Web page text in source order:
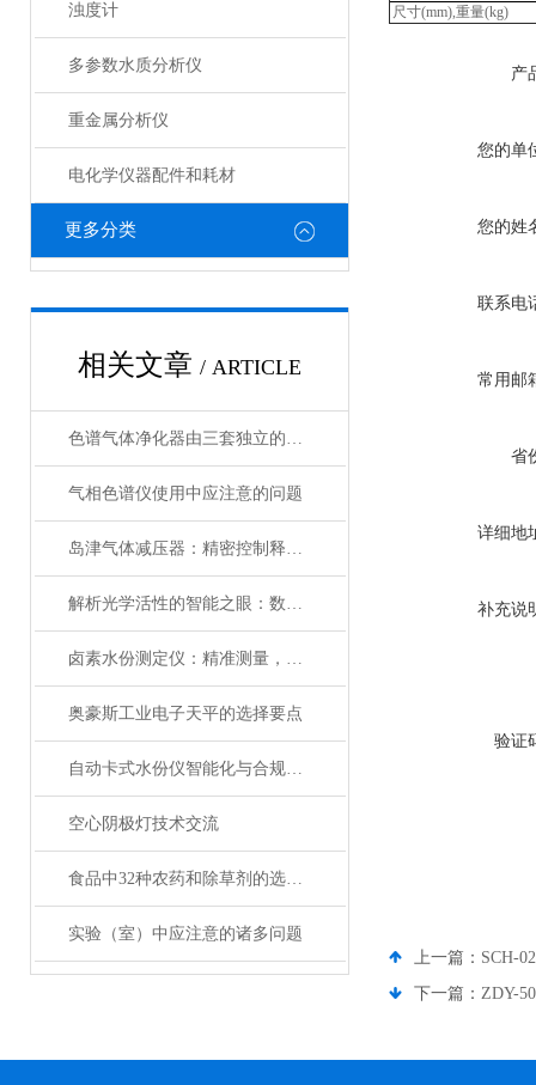
浊度计
多参数水质分析仪
重金属分析仪
电化学仪器配件和耗材
更多分类
相关文章 / ARTICLE
色谱气体净化器由三套独立的气路流程构成
气相色谱仪使用中应注意的问题
岛津气体减压器：精密控制释放力量的关键
解析光学活性的智能之眼：数字式自动旋光仪的科学内涵与应用价值
卤素水份测定仪：精准测量，科技助力
奥豪斯工业电子天平的选择要点
自动卡式水份仪智能化与合规性设计
空心阴极灯技术交流
食品中32种农药和除草剂的选择离子气质联用一次测定法
实验（室）中应注意的诸多问题
尺寸(mm),重量(kg)
产
您的单
您的姓
联系电
常用邮
省
详细地
补充说
验证
上一篇： SCH-
下一篇： ZDY-